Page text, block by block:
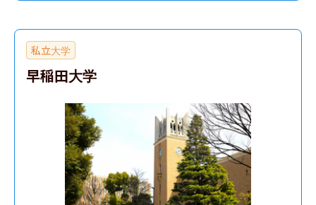
私立大学
早稲田大学